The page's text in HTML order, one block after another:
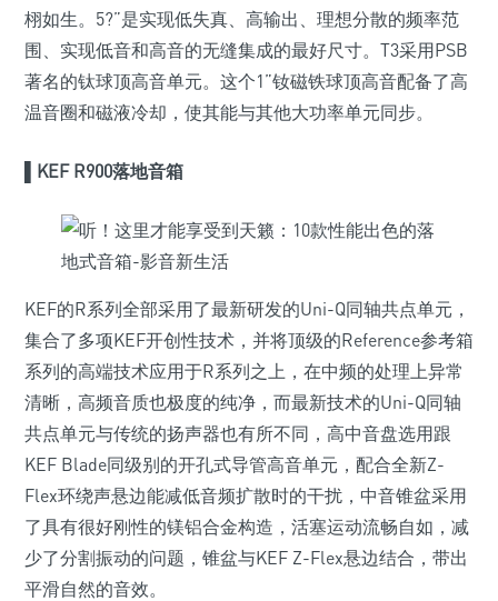
栩如生。5?”是实现低失真、高输出、理想分散的频率范
围、实现低音和高音的无缝集成的最好尺寸。T3采用PSB
著名的钛球顶高音单元。这个1”钕磁铁球顶高音配备了高
温音圈和磁液冷却，使其能与其他大功率单元同步。
KEF R900落地音箱
KEF的R系列全部采用了最新研发的Uni-Q同轴共点单元，
集合了多项KEF开创性技术，并将顶级的Reference参考箱
系列的高端技术应用于R系列之上，在中频的处理上异常
清晰，高频音质也极度的纯净，而最新技术的Uni-Q同轴
共点单元与传统的扬声器也有所不同，高中音盘选用跟
KEF Blade同级别的开孔式导管高音单元，配合全新Z-
Flex环绕声悬边能减低音频扩散时的干扰，中音锥盆采用
了具有很好刚性的镁铝合金构造，活塞运动流畅自如，减
少了分割振动的问题，锥盆与KEF Z-Flex悬边结合，带出
平滑自然的音效。